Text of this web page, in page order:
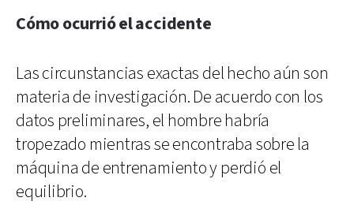
Cómo ocurrió el accidente
Las circunstancias exactas del hecho aún son
materia de investigación. De acuerdo con los
datos preliminares, el hombre habría
tropezado mientras se encontraba sobre la
máquina de entrenamiento y perdió el
equilibrio.